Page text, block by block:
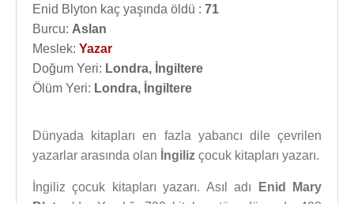
Enid Blyton kaç yaşında öldü : 71
Burcu: Aslan
Meslek: Yazar
Doğum Yeri: Londra, İngiltere
Ölüm Yeri: Londra, İngiltere
Dünyada kitapları en fazla yabancı dile çevrilen
yazarlar arasında olan İngiliz çocuk kitapları yazarı.
İngiliz çocuk kitapları yazarı. Asıl adı
Enid Mary